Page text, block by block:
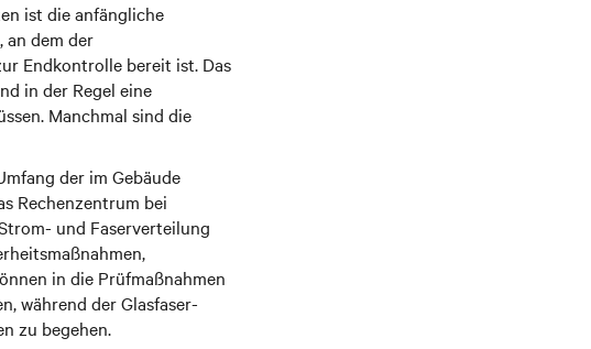
ist die anfängliche
an dem der
Endkontrolle bereit ist. Das
in der Regel eine
Manchmal sind die
der im Gebäude
Rechenzentrum bei
und Faserverteilung
in die Prüfmaßnahmen
während der Glasfaser-
zu begehen.